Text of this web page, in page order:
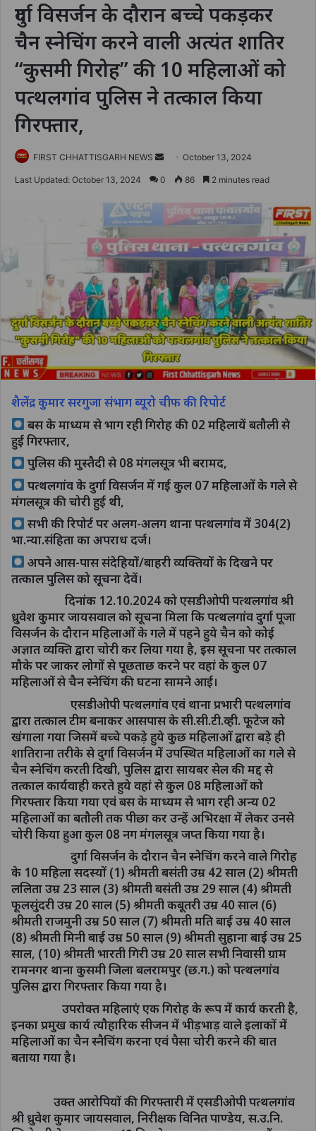
दुर्गा विसर्जन के दौरान बच्चे पकड़कर
चैन स्नेचिंग करने वाली अत्यंत शातिर
“कुसमी गिरोह” की 10 महिलाओं को
पत्थलगांव पुलिस ने तत्काल किया
गिरफ्तार,
FIRST CHHATTISGARH NEWS
SendOctober 13, 2024
Last Updated: October 13, 2024 0 86 2 minutes read
शैलेंद्र कुमार सरगुजा संभाग ब्यूरो चीफ की रिपोर्ट
बस के माध्यम से भाग रही गिरोह की 02 महिलायें बतौली से
हुई गिरफ्तार,
पुलिस की मुस्तैदी से 08 मंगलसूत्र भी बरामद,
पत्थलगांव के दुर्गा विसर्जन में गई कुल 07 महिलाओं के गले से
मंगलसूत्र की चोरी हुई थी,
सभी की रिपोर्ट पर अलग-अलग थाना पत्थलगांव में 304(2)
भा.न्या.संहिता का अपराध दर्ज।
अपने आस-पास संदेहियों/बाहरी व्यक्तियों के दिखने पर
तत्काल पुलिस को सूचना देवें।
दिनांक 12.10.2024 को एसडीओपी पत्थलगांव श्री
ध्रुवेश कुमार जायसवाल को सूचना मिला कि पत्थलगांव दुर्गा पूजा
विसर्जन के दौरान महिलाओं के गले में पहने हुये चैन को कोई
अज्ञात व्यक्ति द्वारा चोरी कर लिया गया है, इस सूचना पर तत्काल
मौके पर जाकर लोगों से पूछताछ करने पर वहां के कुल 07
महिलाओं से चैन स्नेचिंग की घटना सामने आई।
एसडीओपी पत्थलगांव एवं थाना प्रभारी पत्थलगांव
द्वारा तत्काल टीम बनाकर आसपास के सी.सी.टी.व्ही. फूटेज को
खंगाला गया जिसमें बच्चे पकड़े हुये कुछ महिलाओं द्वारा बड़े ही
शातिराना तरीके से दुर्गा विसर्जन में उपस्थित महिलाओं का गले से
चैन स्नेचिंग करती दिखी, पुलिस द्वारा सायबर सेल की मद्द से
तत्काल कार्यवाही करते हुये वहां से कुल 08 महिलाओं को
गिरफ्तार किया गया एवं बस के माध्यम से भाग रही अन्य 02
महिलाओं का बतौली तक पीछा कर उन्हें अभिरक्षा में लेकर उनसे
चोरी किया हुआ कुल 08 नग मंगलसूत्र जप्त किया गया है।
दुर्गा विसर्जन के दौरान चैन स्नेचिंग करने वाले गिरोह
के 10 महिला सदस्यों (1) श्रीमती बसंती उम्र 42 साल (2) श्रीमती
ललिता उम्र 23 साल (3) श्रीमती बसंती उम्र 29 साल (4) श्रीमती
फूलसुंदरी उम्र 20 साल (5) श्रीमती कबूतरी उम्र 40 साल (6)
श्रीमती राजमुनी उम्र 50 साल (7) श्रीमती मति बाई उम्र 40 साल
(8) श्रीमती मिनी बाई उम्र 50 साल (9) श्रीमती सुहाना बाई उम्र 25
साल, (10) श्रीमती भारती गिरी उम्र 20 साल सभी निवासी ग्राम
रामनगर थाना कुसमी जिला बलरामपुर (छ.ग.) को पत्थलगांव
पुलिस द्वारा गिरफ्तार किया गया है।
उपरोक्त महिलाएं एक गिरोह के रूप में कार्य करती है,
इनका प्रमुख कार्य त्यौहारिक सीजन में भीड़भाड़ वाले इलाकों में
महिलाओं का चैन स्नैचिंग करना एवं पैसा चोरी करने की बात
बताया गया है।
उक्त आरोपियों की गिरफ्तारी में एसडीओपी पत्थलगांव
श्री ध्रुवेश कुमार जायसवाल, निरीक्षक विनित पाण्डेय, स.उ.नि.